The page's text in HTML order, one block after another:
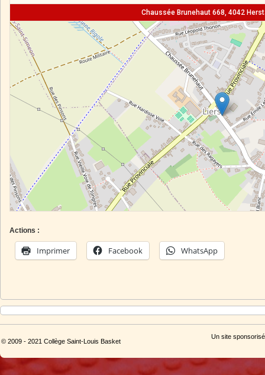
Chaussée Brunehaut 668, 4042
Actions :
Imprimer Facebook WhatsApp
© 2009 - 2021 Collège Saint-Louis Basket
Un site